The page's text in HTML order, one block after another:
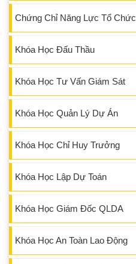
Chứng Chỉ Năng Lực Tổ Chức
Khóa Học Đấu Thầu
Khóa Học Tư Vấn Giám Sát
Khóa Học Quản Lý Dự Án
Khóa Học Chỉ Huy Trưởng
Khóa Học Lập Dự Toán
Khóa Học Giám Đốc QLDA
Khóa Học An Toàn Lao Động